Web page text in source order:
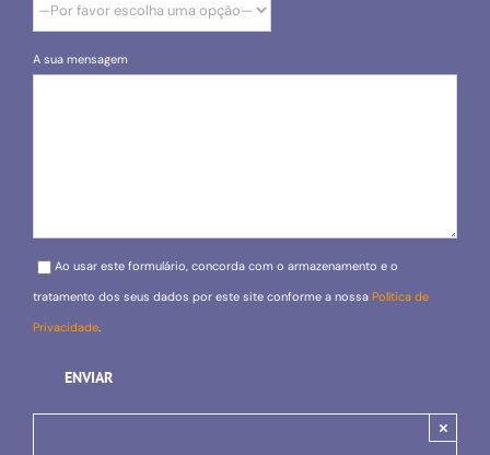
A sua mensagem
Please leave this field empty.
Ao usar este formulário, concorda com o armazenamento e o
tratamento dos seus dados por este site conforme a nossa Política de
Privacidade.
×